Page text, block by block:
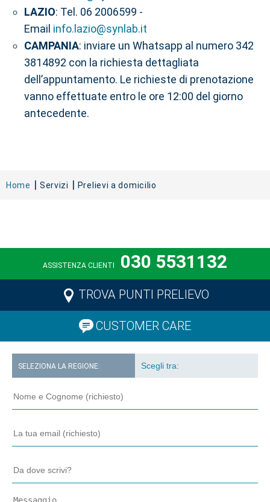
LAZIO: Tel. 06 2006599 -
Email info.lazio@synlab.it
CAMPANIA: inviare un Whatsapp al numero 342
3814892 con la richiesta dettagliata
dell’appuntamento. Le richieste di prenotazione
vanno effettuate entro le ore 12:00 del giorno
antecedente.
Home Servizi Prelievi a domicilio
ASSISTENZA CLIENTI 030 5531132
TROVA PUNTI PRELIEVO
CUSTOMER CARE
SELEZIONA LA REGIONE: